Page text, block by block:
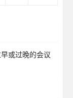
或过晚的会议